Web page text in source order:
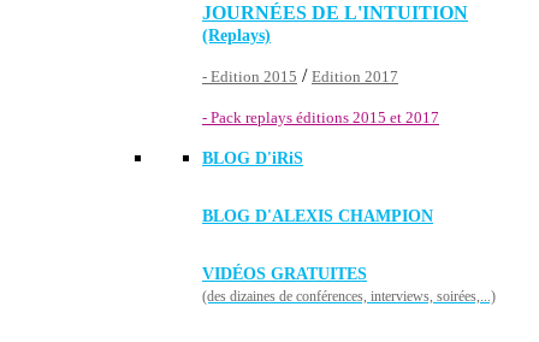
JOURNÉES DE L'INTUITION
(Replays)
- Edition 2015 / Edition 2017
- Pack replays éditions 2015 et 2017
BLOG D'iRiS
BLOG D'ALEXIS CHAMPION
VIDÉOS GRATUITES
(des dizaines de conférences, interviews, soirées,...)